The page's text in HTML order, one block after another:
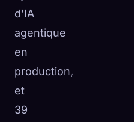
d’IA
agentique
en
production,
et
39